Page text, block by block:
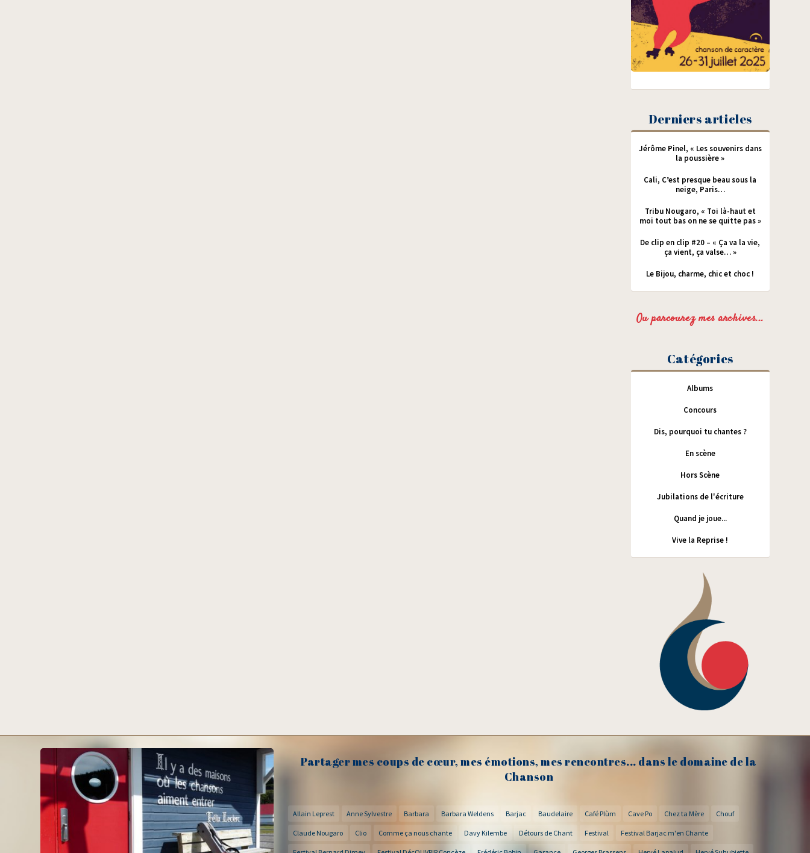
Derniers articles
Jérôme Pinel, « Les souvenirs dans
la poussière »
Cali, C’est presque beau sous la
neige, Paris…
Tribu Nougaro, « Toi là-haut et
moi tout bas on ne se quitte pas »
De clip en clip #20 – « Ça va la vie,
ça vient, ça valse… »
Le Bijou, charme, chic et choc !
Ou parcourez mes archives...
Catégories
Albums
Concours
Dis, pourquoi tu chantes ?
En scène
Hors Scène
Jubilations de l'écriture
Quand je joue...
Vive la Reprise !
Partager mes coups de cœur, mes émotions, mes rencontres... dans le domaine de la
Chanson
Allain Leprest Anne Sylvestre Barbara Barbara Weldens Barjac Baudelaire Café Plùm Cave Po Chez ta Mère Chouf
Claude Nougaro Clio Comme ça nous chante Davy Kilembe Détours de Chant Festival Festival Barjac m'en Chante